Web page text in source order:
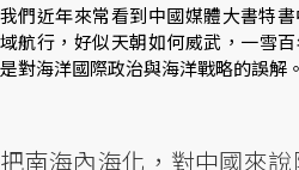
我們近年來常看到中國媒體大書特
域航行，好似天朝如何威武，一雪
是對海洋國際政治與海洋戰略的誤解
把南海內海化，對中國來